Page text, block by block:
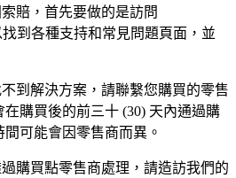
賠，首先要做的是訪問
找到各種支持和常見問題頁面，並
到解決方案，請聯繫您購買的零售
購買後的前三十 (30) 天內通過購
可能會因零售商而異。
購買點零售商處理，請造訪我們的